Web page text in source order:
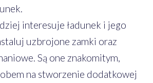
interesuje ładunek i jego
uzbrojone zamki oraz
Są one znakomitym,
na stworzenie dodatkowej